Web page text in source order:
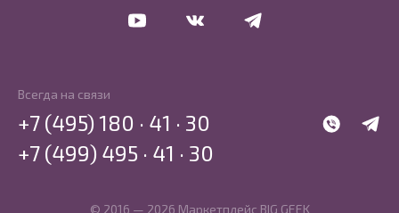
Всегда на связи
WhatsApp
+7 (495) 180 · 41 · 30
+7 (499) 495 · 41 · 30
© 2016 — 2026 Маркетплейс BIG GEEK